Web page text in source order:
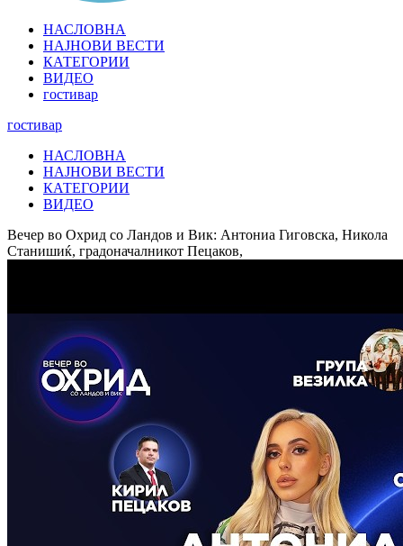
НАСЛОВНА
НАЈНОВИ ВЕСТИ
КАТЕГОРИИ
ВИДЕО
гостивар
гостивар
НАСЛОВНА
НАЈНОВИ ВЕСТИ
КАТЕГОРИИ
ВИДЕО
Вечер во Охрид со Ландов и Вик: Антониа Гиговска, Никола
Станишиќ, градоначалникот Пецаков,